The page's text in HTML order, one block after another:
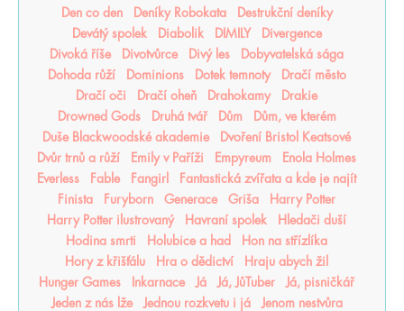
Den co den
Deníky Robokata
Destrukční deníky
Devátý spolek
Diabolik DIMILY
Divergence
Divoká říše
Divotvůrce Divý les
Dobyvatelská sága
Dohoda růží
Dominions Dotek temnoty
Dračí město
Dračí oči
Dračí oheň Drahokamy
Drakie
Drowned Gods
Druhá tvář Dům
Dům, ve kterém
Duše Blackwoodské akademie
Dvoření Bristol Keatsové
Dvůr trnů a růží
Emily v Paříži Empyreum
Enola Holmes
Everless
Fable Fangirl
Fantastická zvířata a kde je najít
Finista
Furyborn Generace Griša
Harry Potter
Harry Potter ilustrovaný
Havraní spolek
Hledači duší
Hodina smrti
Holubice a had
Hon na střízlíka
Hory z křišťálu
Hra o dědictví
Hraju abych žil
Hunger Games
Inkarnace Já Já, JůTuber
Já, pisničkář
Jeden z nás lže
Jednou rozkvetu i já
Jenom nestvůra